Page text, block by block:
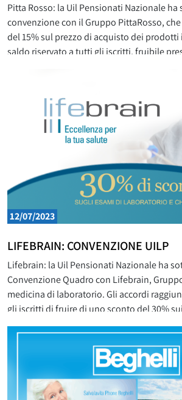
Pitta Rosso: la Uil Pensionati Nazionale
convenzione con il Gruppo PittaRosso,
del 15% sul prezzo di acquisto dei
saldo riservato a tutti gli iscritti, fruibile
vendita distribuiti sul territorio italiano. È
12/07/2023
LIFEBRAIN: CONVENZIONE UILP
Lifebrain: la Uil Pensionati Nazionale ha
Convenzione Quadro con Lifebrain,
medicina di laboratorio. Gli accordi
gli iscritti di fruire di uno sconto del 30%
privato, delle analisi di laboratorio e